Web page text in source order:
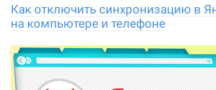
Как отключить синхронизацию в
на компьютере и телефоне